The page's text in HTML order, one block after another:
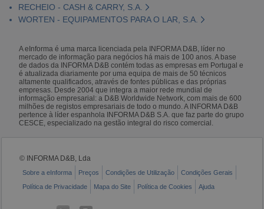
RECHEIO - CASH & CARRY, S.A.
WORTEN - EQUIPAMENTOS PARA O LAR, S.A.
A eInforma é uma marca licenciada pela INFORMA D&B, líder no
mercado de informação para negócios há mais de 100 anos. A base
de dados da INFORMA D&B contém todas as empresas em Portugal e
é atualizada diariamente por uma equipa de mais de 50 técnicos
altamente qualificados, através de fontes públicas e das próprias
empresas. Desde 2004 que integra a maior rede mundial de
informação empresarial: a D&B Worldwide Network, com mais de 600
milhões de registos empresariais de todo o mundo. A INFORMA D&B
pertence à líder espanhola INFORMA D&B S.A. que faz parte do grupo
CESCE, especializado na gestão integral do risco comercial.
© INFORMA D&B, Lda
Sobre a eInforma Preços Condições de Utilização
Condições Gerais
Política de Privacidade
Mapa do Site Política de Cookies Ajuda